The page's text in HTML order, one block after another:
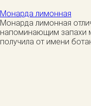
Монарда лимонная
Монарда лимонная
напоминающим запахи
получила от имени